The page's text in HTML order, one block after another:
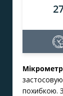
похибкою.